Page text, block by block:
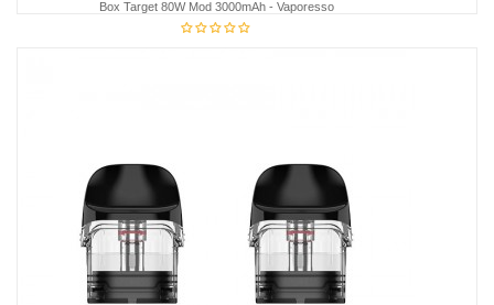
Box Target 80W Mod 3000mAh - Vaporesso